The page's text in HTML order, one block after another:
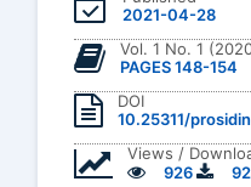
2021-04-28
Vol. 1 No. 1
PAGES 148-154
DOI
10.25311/
Views /
926